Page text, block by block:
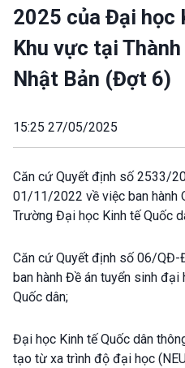
2025 của Đại học
Khu vực tại
Nhật Bản (Đợt 6)
15:25 27/05/2025
Căn cứ Quyết định số 2533/
01/11/2022 về việc ban hành
Trường Đại học Kinh tế Quốc
Căn cứ Quyết định số 06/
ban hành Đề án tuyển sinh
Quốc dân;
Đại học Kinh tế Quốc dân
tạo từ xa trình độ đại học